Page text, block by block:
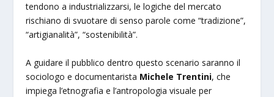
tendono a industrializzarsi, le logiche del mercato
rischiano di svuotare di senso parole come “tradizione”,
“artigianalità”, “sostenibilità”.
A guidare il pubblico dentro questo scenario saranno il
sociologo e documentarista Michele Trentini, che
impiega l’etnografia e l’antropologia visuale per